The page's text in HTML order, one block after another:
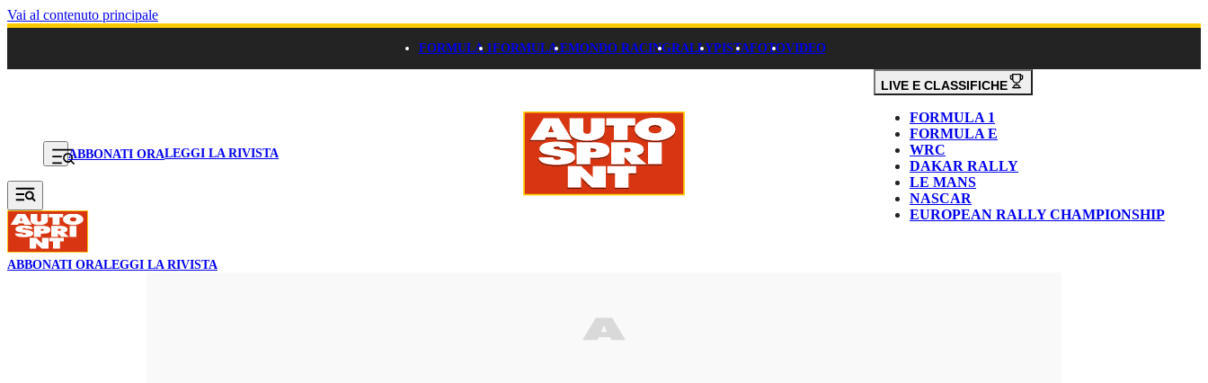
Vai al contenuto principale
FORMULA 1FORMULA EMONDO RACINGRALLYPISTAFOTOVIDEO
ABBONATI ORALEGGI LA RIVISTA
LIVE E CLASSIFICHE
FORMULA 1
FORMULA E
WRC
DAKAR RALLY
LE MANS
NASCAR
EUROPEAN RALLY CHAMPIONSHIP
ABBONATI ORALEGGI LA RIVISTA